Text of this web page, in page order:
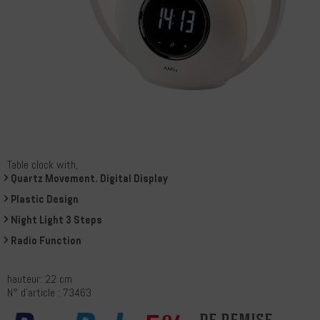
Table clock with,
Quartz Movement. Digital Display
Plastic Design
Night Light 3 Steps
Radio Function
hauteur: 22 cm
N° d'article : 73463